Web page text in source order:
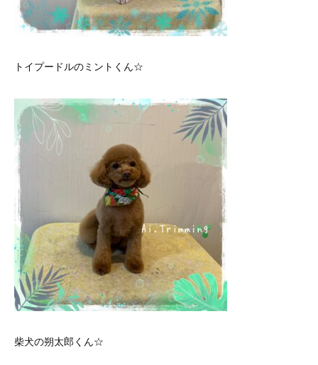
トイプードルのミントくん☆
柴犬の朔太郎くん☆